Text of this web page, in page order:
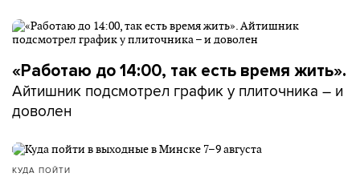
«Работаю до 14:00, так есть время жить».
Айтишник подсмотрел график у плиточника – и
доволен
КУДА ПОЙТИ